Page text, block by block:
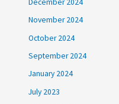
November 2024
October 2024
September 2024
January 2024
July 2023